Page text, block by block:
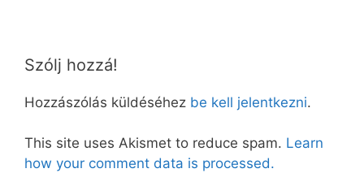
Szólj hozzá!
Hozzászólás küldéséhez be kell jelentkezni.
This site uses Akismet to reduce spam. Learn
how your comment data is processed.